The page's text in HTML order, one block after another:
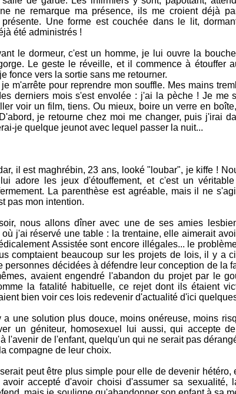
ne remarque ma présence, ils me croient déjà
Une forme est couchée dans le lit,
été administrés !
le dormeur, c'est un homme, je lui ouvre la
Le geste le réveille, et il commence à étouffer
fonce vers la sortie sans me retourner.
m'arrête pour reprendre mon souffle. Mes mains
derniers mois s'est envolée : j'ai la pèche ! Je me
voir un film, tiens. Ou mieux, boire un verre en
je retourne chez moi me changer, puis j'irai
je quelque jeunot avec lequel passer la nuit...
il est maghrébin, 23 ans, looké "loubar", je kiffe !
adore les jeux d'étouffement, et c'est un
La parenthèse est agréable, mais il ne
pas mon intention.
nous allons dîner avec une de ses amies
j'ai réservé une table : la trentaine, elle aimerait
Assistée sont encore illégales... le
comptaient beaucoup sur les projets de lois, il y a
personnes décidées à défendre leur conception de la
avaient engendré l'abandon du projet par le
la fatalité habituelle, ce rejet dont ils étaient
bien voir ces lois redevenir d'actualité d'ici
a une solution plus douce, moins onéreuse, moins
un géniteur, homosexuel lui aussi, qui accepte
l'avenir de l'enfant, quelqu'un qui ne serait pas
compagne de leur choix.
peut être plus simple pour elle de devenir hétéro,
avoir accepté d'avoir choisi d'assumer sa sexualité,